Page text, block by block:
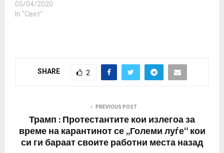
вирус затоа шти на
почетокот критиките од
во борбата со
05/04/2020
In "Свет"
SHARE 2
PREVIOUS POST
Трамп : Протестантите кои излегоа за
време на карантинот се ,,Големи луѓе“ кои
си ги бараат своите работни места назад